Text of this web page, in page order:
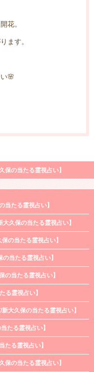
花。
ます。
🌸
保の当たる霊視占い】
当たる霊視占い】
久保の当たる霊視占い】
の当たる霊視占い】
当たる霊視占い】
の当たる霊視占い】
る霊視占い】
大久保の当たる霊視占い】
たる霊視占い】
たる霊視占い】
保の当たる霊視占い】